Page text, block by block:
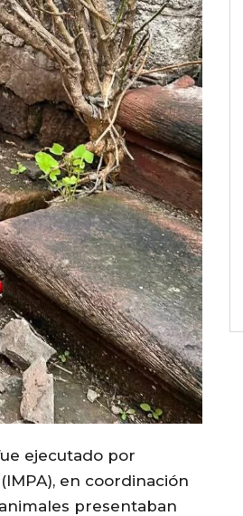
ejecutado por
en coordinación
presentaban